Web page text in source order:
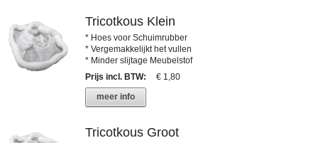
Tricotkous Klein
* Hoes voor Schuimrubber
* Vergemakkelijkt het vullen
* Minder slijtage Meubelstof
Prijs incl. BTW:
€ 1,80
meer info
Tricotkous Groot